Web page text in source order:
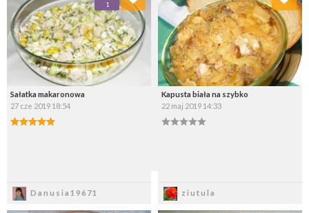
Sałatka makaronowa
27 cze 2019 18:54
Danusia19671
1
Wybierz listę:
Kapusta biała na szybko
22 maj 2019 14:33
ziutula
Wybierz listę: